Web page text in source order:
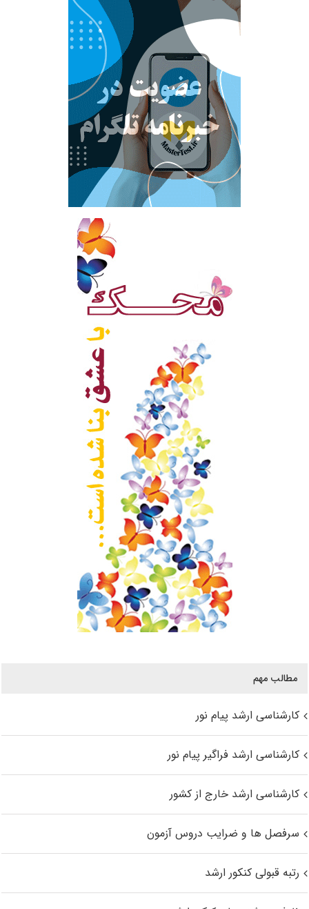
مطالب مهم
کارشناسی ارشد پیام نور
کارشناسی ارشد فراگیر پیام نور
کارشناسی ارشد خارج از کشور
سرفصل ها و ضرایب دروس آزمون
رتبه قبولی کنکور ارشد